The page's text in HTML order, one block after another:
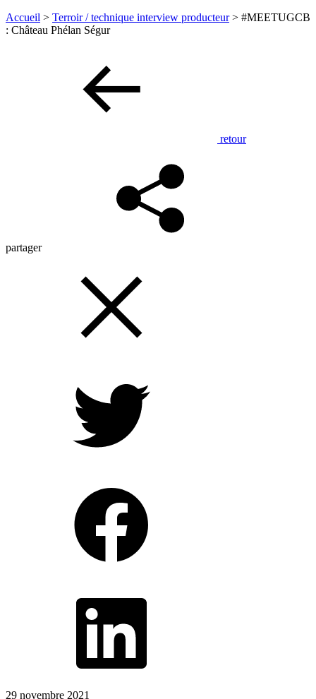
Accueil > Terroir / technique interview producteur> #MEETUGCB
: Château Phélan Ségur
retour
partager
29 novembre 2021